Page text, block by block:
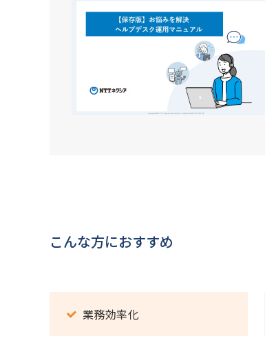
こんな方におすすめ
業務効率化